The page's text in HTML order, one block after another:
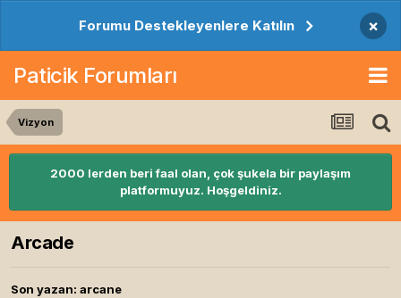
Forumu Destekleyenlere Katılın ×
Paticik Forumları
Vizyon
2000 lerden beri faal olan, çok şukela bir paylaşım
platformuyuz. Hoşgeldiniz.
Arcade
Son yazan: arcane